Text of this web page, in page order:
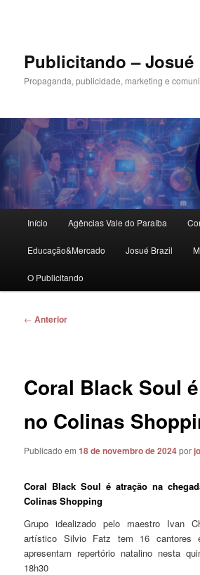
principalPublicitando – Josué
Propaganda, publicidade, marketing e
principal
Início Agências Vale do Paraíba
Educação&Mercado Josué Brazil
O Publicitando
Navegação
← Anterior
Coral Black Soul
no Colinas
Publicado em18 de novembro de 2024por
Coral Black Soul é atração na
Colinas Shopping
Grupo idealizado pelo maestro Ivan
artístico Silvio Fatz tem 16 cantores
apresentam repertório natalino nesta
18h30